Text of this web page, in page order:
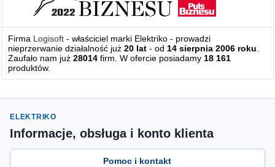
Firma Logisoft - właściciel marki Elektriko - prowadzi
nieprzerwanie działalność już20 lat - od14 sierpnia 2006 roku.
Zaufało nam już28014 firm. W ofercie posiadamy18 161
produktów.
ELEKTRIKO
Informacje, obsługa i konto klienta
Pomoc i kontakt